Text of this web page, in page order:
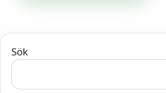
Sök